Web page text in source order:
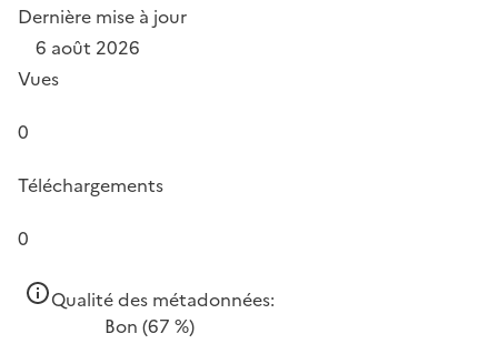
Dernière mise à jour
6 août 2026
Vues
0
Téléchargements
0
Qualité des métadonnées:
Bon (67 %)